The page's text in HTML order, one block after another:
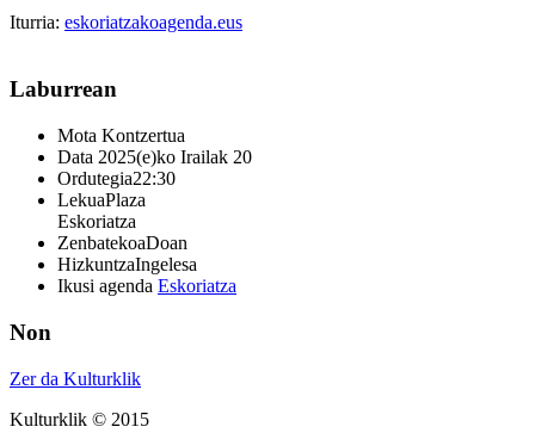
Iturria: eskoriatzakoagenda.eus
Laburrean
Mota Kontzertua
Data 2025(e)ko Irailak 20
Ordutegia22:30
LekuaPlaza
Eskoriatza
ZenbatekoaDoan
HizkuntzaIngelesa
Ikusi agenda Eskoriatza
Non
Zer da Kulturklik
Kulturklik © 2015